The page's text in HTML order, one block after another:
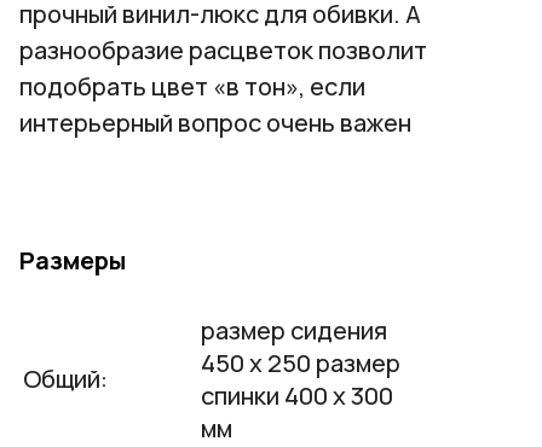
прочный винил-люкс для обивки. А
разнообразие расцветок позволит
подобрать цвет «в тон», если
интерьерный вопрос очень важен
Размеры
Общий:
размер сидения
450 х 250 размер
спинки 400 х 300
мм